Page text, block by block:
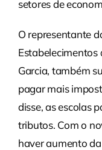
setores de
O representante
Estabelecimentos
Garcia, também
pagar mais
disse, as escolas
tributos. Com o
haver aumento